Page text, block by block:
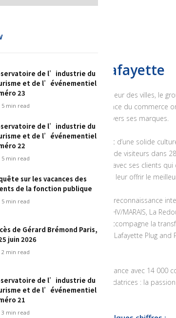
de l’industrie du
et de l’événementiel
23
5 min read
de l’industrie du
et de l’événementiel
22
5 min read
sur les vacances des
de la fonction publique
5 min read
de Gérard Brémond Paris,
juin 2026
2 min read
de l’industrie du
et de l’événementiel
21
3 min read
Galeries Lafayette
de la mode implanté au coeur des villes, le
le monde, comme une référence du commerce
Art de Vivre à la française à travers ses marques.
de son patrimoine architectural et d’une solide
chaque jour plus d’un million de visiteurs dans
un lien historique et affectif avec ses clients
physiques ou digitaux, pour leur offrir le
Groupe bénéficie aujourd’hui d’une reconnaissance
: Galeries Lafayette, BHV/MARAIS, La
Guérin Joaillerie et BazarChic. Il accompagne la
ci avec le concours de Citynove, Lafayette Plug
Galeries Lafayette.
privé de premier plan en France avec 14 000
son identité sur des valeurs fondatrices : la passion
et le goût de l’excellence.